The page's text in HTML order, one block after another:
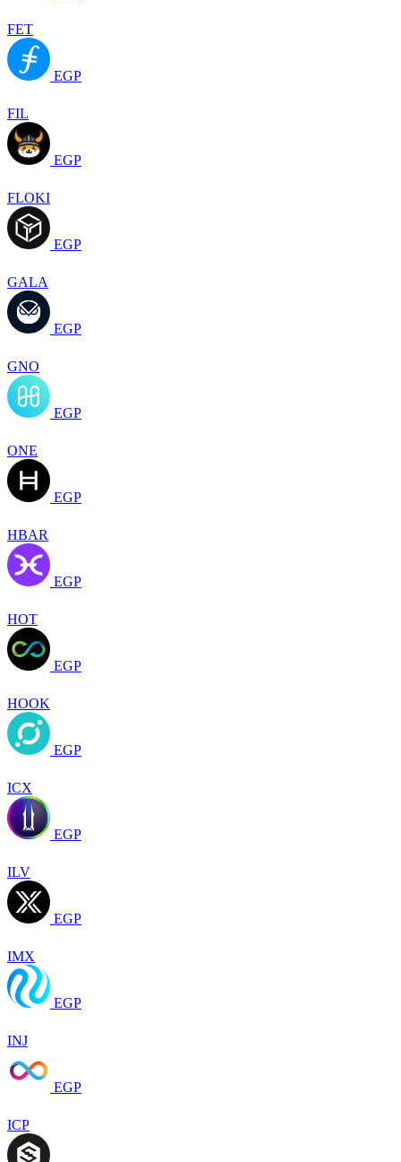
FET
EGP
FIL
EGP
FLOKI
EGP
GALA
EGP
GNO
EGP
ONE
EGP
HBAR
EGP
HOT
EGP
HOOK
EGP
ICX
EGP
ILV
EGP
IMX
EGP
INJ
EGP
ICP